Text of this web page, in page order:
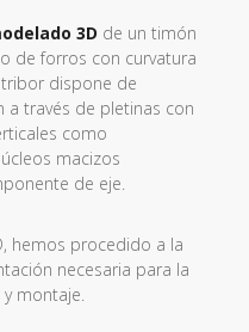
actividad en la
naval, soldaduras
plazos de entrega
3Dde un timón
de forros con curvatura
través de pletinas con
como
macizos